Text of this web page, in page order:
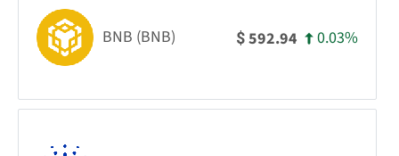
BNB (BNB) $592.94 0.03%